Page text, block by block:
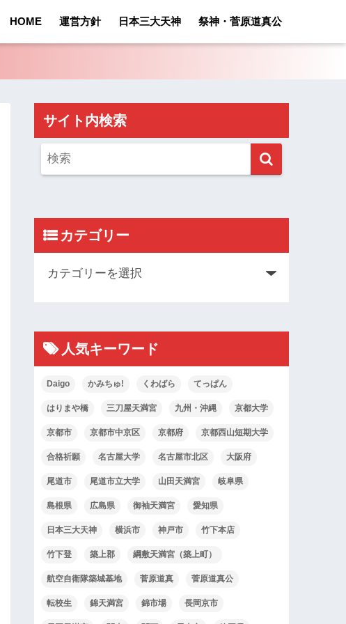
HOME 運営方針 日本三大天神 祭神・菅原道真公
サイト内検索
カテゴリー
人気キーワード
Daigo かみちゅ! くわばら てっぱん
はりまや橋 三刀屋天満宮 九州・沖縄 京都大学
京都市 京都市中京区 京都府 京都西山短期大学
合格祈願 名古屋大学 名古屋市北区 大阪府
尾道市 尾道市立大学 山田天満宮 岐阜県
島根県 広島県 御袖天満宮 愛知県
日本三大天神 横浜市 神戸市 竹下本店
竹下登 築上郡 綱敷天満宮（築上町）
航空自衛隊築城基地 菅原道真 菅原道真公
転校生 錦天満宮 錦市場 長岡京市